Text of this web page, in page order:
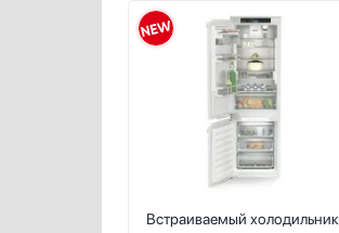
Встраиваемый холодильник